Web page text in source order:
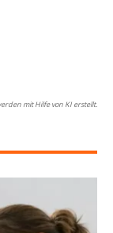
mit Hilfe von KI erstellt.